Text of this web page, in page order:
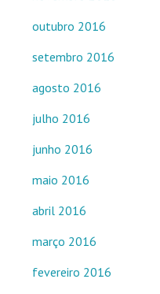
outubro 2016
setembro 2016
agosto 2016
julho 2016
junho 2016
maio 2016
abril 2016
março 2016
fevereiro 2016